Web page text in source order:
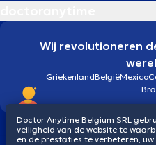
Wij revolutioneren
GriekenlandBelgiëMexico
Doctor Anytime Belgium SRL
veiligheid van de website te
en de prestaties te verbeteren,